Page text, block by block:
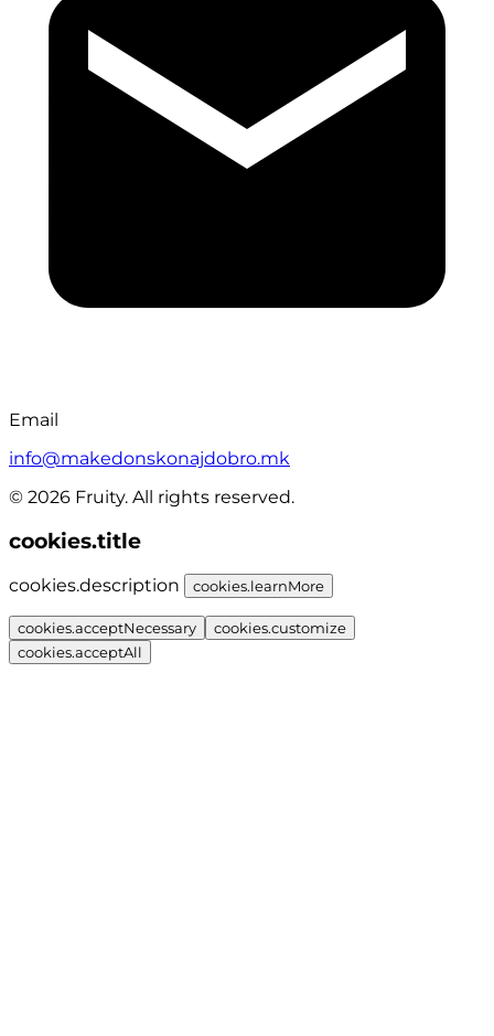
Email
info@makedonskonajdobro.mk
© 2026 Fruity. All rights reserved.
cookies.title
cookies.description cookies.learnMore
cookies.acceptNecessary
cookies.customize
cookies.acceptAll